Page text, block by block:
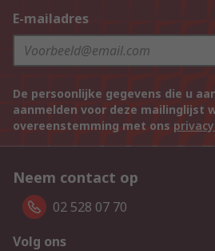
E-mailadres
De persoonlijke gegevens die u
aanmelden voor deze mailinglijst
overeenstemming met ons
Neem contact op
02 528 07 70
Volg ons